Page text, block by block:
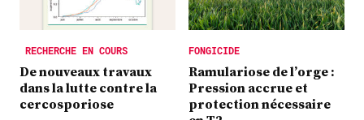
RECHERCHE EN COURS
De nouveaux travaux
dans la lutte contre la
cercosporiose
FONGICIDE
Ramulariose de l’orge :
Pression accrue et
protection nécessaire